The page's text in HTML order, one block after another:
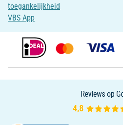
toegankelijkheid
VBS App